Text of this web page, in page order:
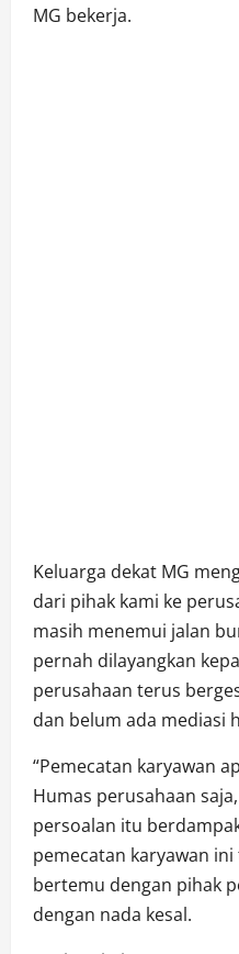
MG bekerja.
Keluarga dekat MG
dari pihak kami ke
masih menemui jalan
pernah dilayangkan
perusahaan terus
dan belum ada mediasi
“Pemecatan karyawan
Humas perusahaan
persoalan itu
pemecatan karyawan
bertemu dengan pihak
dengan nada kesal.